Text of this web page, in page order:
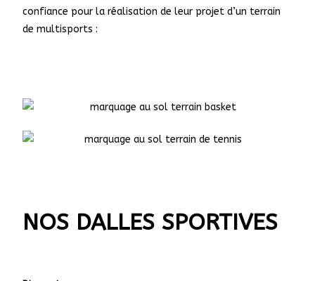
confiance pour la réalisation de leur projet d’un terrain
de multisports :
NOS DALLES SPORTIVES